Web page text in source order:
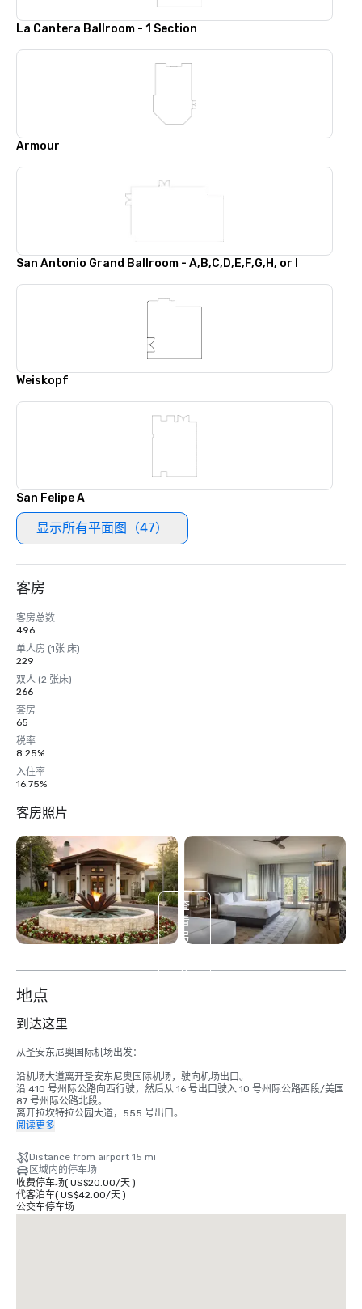
La Cantera Ballroom - 1 Section
Armour
San Antonio Grand Ballroom - A,B,C,D,E,F,G,H, or I
Weiskopf
San Felipe A
显示所有平面图（47）
客房
客房总数
496
单人房 (1张 床)
229
双人 (2 张床)
266
套房
65
税率
8.25%
入住率
16.75%
客房照片
查
看
另
19
地点
到达这里
从圣安东尼奥国际机场出发：
沿机场大道离开圣安东尼奥国际机场，驶向机场出口。
沿 410 号州际公路向西行驶，然后从 16 号出口驶入 10 号州际公路西段/美国
87 号州际公路北段。
离开拉坎特拉公园大道，555 号出口。
左转驶入拉坎特拉公园大道。
来自东方：
沿 10 号州际公路西段穿过圣安东尼奥到拉坎特拉公园大道，然后左转。
度假村入口位于向前 0.75 英里处的右侧。
阅读更多
Distance from airport 15 mi
区域内的停车场
收费停车场( US$20.00/天)
代客泊车( US$42.00/天)
公交车停车场